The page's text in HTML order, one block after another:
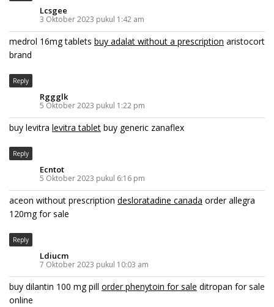
Lcsgee
3 Oktober 2023 pukul 1:42 am
medrol 16mg tablets buy adalat without a prescription aristocort
brand
Reply
Rggglk
5 Oktober 2023 pukul 1:22 pm
buy levitra levitra tablet buy generic zanaflex
Reply
Ecntot
5 Oktober 2023 pukul 6:16 pm
aceon without prescription desloratadine canada order allegra
120mg for sale
Reply
Ldiucm
7 Oktober 2023 pukul 10:03 am
buy dilantin 100 mg pill order phenytoin for sale ditropan for sale
online